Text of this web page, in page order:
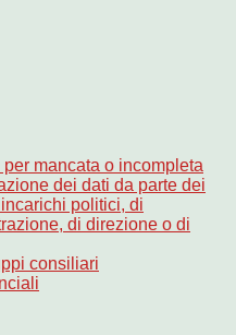
mancata o incompleta
dei dati da parte dei
politici, di
di direzione o di
consiliari